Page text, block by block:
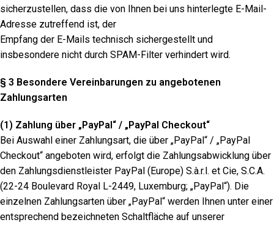
sicherzustellen, dass die von Ihnen bei uns hinterlegte E-Mail-
Adresse zutreffend ist, der
Empfang der E-Mails technisch sichergestellt und
insbesondere nicht durch SPAM-Filter verhindert wird.
§ 3 Besondere Vereinbarungen zu angebotenen
Zahlungsarten
(1) Zahlung über „PayPal“ / „PayPal Checkout“
Bei Auswahl einer Zahlungsart, die über „PayPal“ / „PayPal
Checkout“ angeboten wird, erfolgt die Zahlungsabwicklung über
den Zahlungsdienstleister PayPal (Europe) S.à.r.l. et Cie, S.C.A.
(22-24 Boulevard Royal L-2449, Luxemburg; „PayPal“). Die
einzelnen Zahlungsarten über „PayPal“ werden Ihnen unter einer
entsprechend bezeichneten Schaltfläche auf unserer